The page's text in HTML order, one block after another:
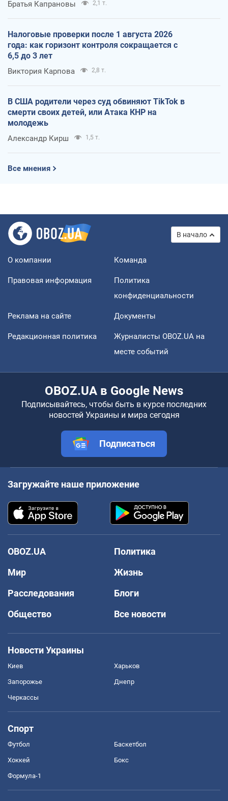
Братья Капрановы 2,1 т.
Налоговые проверки после 1 августа 2026
года: как горизонт контроля сокращается с
6,5 до 3 лет
Виктория Карпова 2,8 т.
В США родители через суд обвиняют TikTok в
смерти своих детей, или Атака КНР на
молодежь
Александр Кирш 1,5 т.
Все мнения
В начало
О компании Команда
Правовая информация
Политика
конфиденциальности
Реклама на сайте Документы
Редакционная политика
Журналисты OBOZ.UA на
месте событий
OBOZ.UA в Google News
Подписывайтесь, чтобы быть в курсе последних
новостей Украины и мира сегодня
Подписаться
Загружайте наше приложение
OBOZ.UA
Политика
Мир
Жизнь
Расследования
Блоги
Общество
Все новости
Новости Украины
Киев Харьков
Запорожье Днепр
Черкассы
Спорт
Футбол Баскетбол
Хоккей Бокс
Формула-1